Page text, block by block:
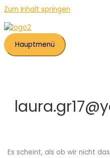
Zum Inhalt springen
Hauptmenü
Es scheint, als ob wir nicht